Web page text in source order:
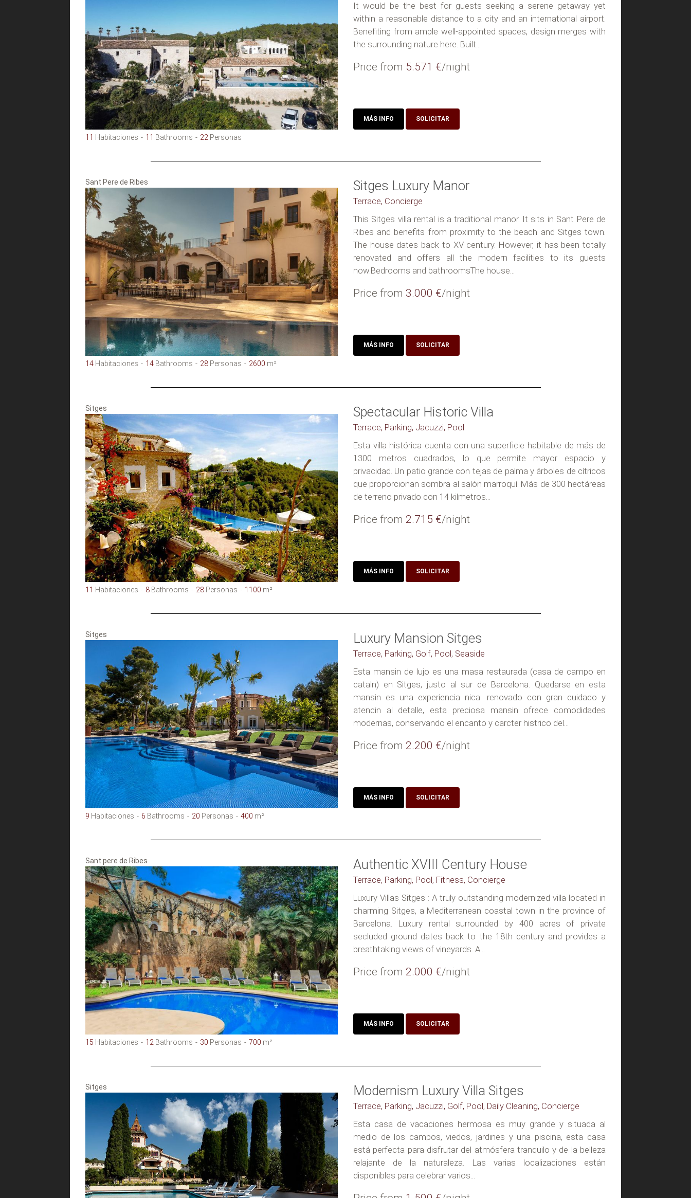
11 Habitaciones 11 Bathrooms 22 Personas
It would be the best for guests seeking a serene getaway yet
within a reasonable distance to a city and an international airport.
Benefiting from ample well-appointed spaces, design merges with
the surrounding nature here. Built...
Price from 5.571 €/night
MÁS INFO SOLICITAR
Sant Pere de Ribes
14 Habitaciones 14 Bathrooms 28 Personas 2600 m²
Sitges Luxury Manor
Terrace, Concierge
This Sitges villa rental is a traditional manor. It sits in Sant Pere de
Ribes and benefits from proximity to the beach and Sitges town.
The house dates back to XV century. However, it has been totally
renovated and offers all the modern facilities to its guests
now.Bedrooms and bathroomsThe house...
Price from 3.000 €/night
MÁS INFO SOLICITAR
Sitges
11 Habitaciones 8 Bathrooms 28 Personas 1100 m²
Spectacular Historic Villa
Terrace, Parking, Jacuzzi, Pool
Esta villa histórica cuenta con una superficie habitable de más de
1300 metros cuadrados, lo que permite mayor espacio y
privacidad. Un patio grande con tejas de palma y árboles de cítricos
que proporcionan sombra al salón marroquí. Más de 300 hectáreas
de terreno privado con 14 kilmetros...
Price from 2.715 €/night
MÁS INFO SOLICITAR
Sitges
9 Habitaciones 6 Bathrooms 20 Personas 400 m²
Luxury Mansion Sitges
Terrace, Parking, Golf, Pool, Seaside
Esta mansin de lujo es una masa restaurada (casa de campo en
cataln) en Sitges, justo al sur de Barcelona. Quedarse en esta
mansin es una experiencia nica: renovado con gran cuidado y
atencin al detalle, esta preciosa mansin ofrece comodidades
modernas, conservando el encanto y carcter histrico del...
Price from 2.200 €/night
MÁS INFO SOLICITAR
Sant pere de Ribes
15 Habitaciones 12 Bathrooms 30 Personas 700 m²
Authentic XVIII Century House
Terrace, Parking, Pool, Fitness, Concierge
Luxury Villas Sitges : A truly outstanding modernized villa located in
charming Sitges, a Mediterranean coastal town in the province of
Barcelona. Luxury rental surrounded by 400 acres of private
secluded ground dates back to the 18th century and provides a
breathtaking views of vineyards. A...
Price from 2.000 €/night
MÁS INFO SOLICITAR
Sitges Modernism Luxury Villa Sitges
Terrace, Parking, Jacuzzi, Golf, Pool, Daily Cleaning, Concierge
Esta casa de vacaciones hermosa es muy grande y situada al
medio de los campos, viedos, jardines y una piscina, esta casa
está perfecta para disfrutar del atmósfera tranquilo y de la belleza
relajante de la naturaleza. Las varias localizaciones están
disponibles para celebrar varios...